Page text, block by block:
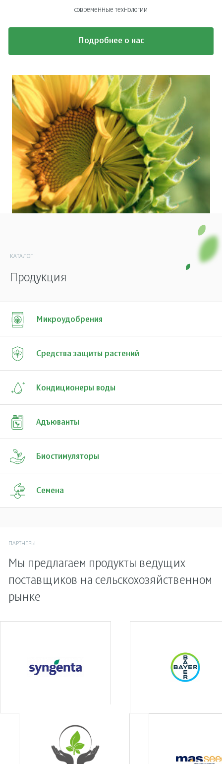
современные технологии
Подробнее о нас
КАТАЛОГ
Продукция
Микроудобрения
Средства защиты растений
Кондиционеры воды
Адъюванты
Биостимуляторы
Семена
ПАРТНЕРЫ
Мы предлагаем продукты ведущих
поставщиков на сельскохозяйственном
рынке